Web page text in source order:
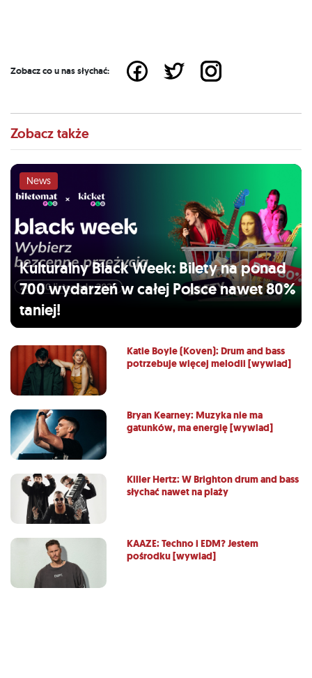
Zobacz co u nas słychać:
Zobacz także
Kulturalny Black Week: Bilety na ponad
700 wydarzeń w całej Polsce nawet 80%
taniej!
News
Katie Boyle (Koven): Drum and bass
potrzebuje więcej melodii [wywiad]
Bryan Kearney: Muzyka nie ma
gatunków, ma energię [wywiad]
Killer Hertz: W Brighton drum and bass
słychać nawet na plaży
KAAZE: Techno i EDM? Jestem
pośrodku [wywiad]